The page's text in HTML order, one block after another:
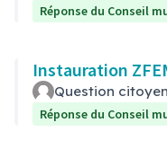
Réponse du Conseil
Instauration
Question
Réponse du Conseil